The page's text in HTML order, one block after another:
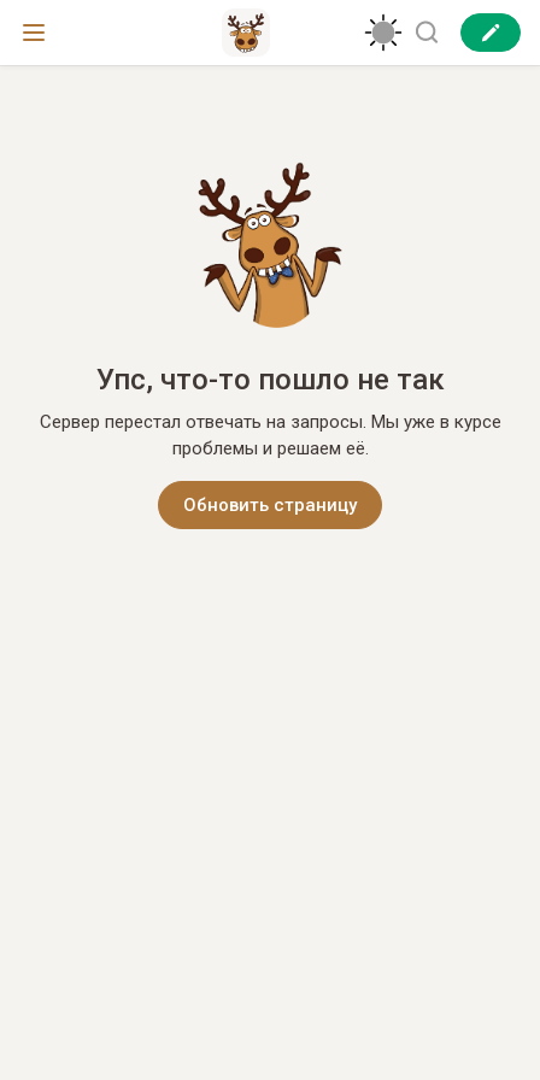
Упс, что-то пошло не так
Сервер перестал отвечать на запросы. Мы уже в курсе
проблемы и решаем её.
Обновить страницу